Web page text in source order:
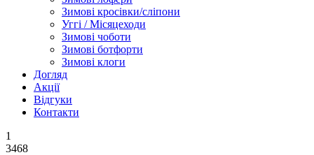
Зимові кросівки/сліпони
Уггі / Місяцеходи
Зимові чоботи
Зимові ботфорти
Зимові клоги
Догляд
Акції
Відгуки
Контакти
1
3468